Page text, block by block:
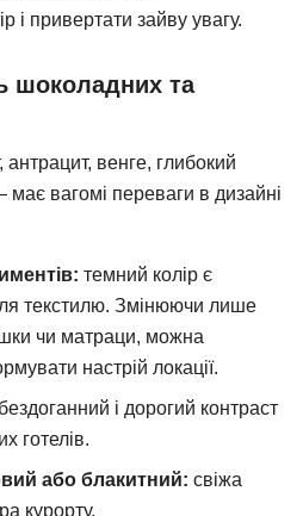
і привертати зайву увагу.
шоколадних та
венге, глибокий
вагомі переваги в дизайні
темний колір є
текстилю. Змінюючи лише
чи матраци, можна
настрій локації.
бездоганний і дорогий контраст
готелів.
або блакитний: свіжа
курорту.